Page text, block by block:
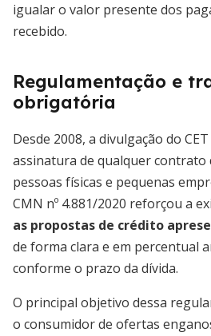
igualar o valor presente dos
recebido.
Regulamentação e
obrigatória
Desde 2008, a divulgação do
assinatura de qualquer contrato
pessoas físicas e pequenas
CMN nº 4.881/2020 reforçou a
as propostas de crédito
de forma clara e em percentual
conforme o prazo da dívida.
O principal objetivo dessa
o consumidor de ofertas